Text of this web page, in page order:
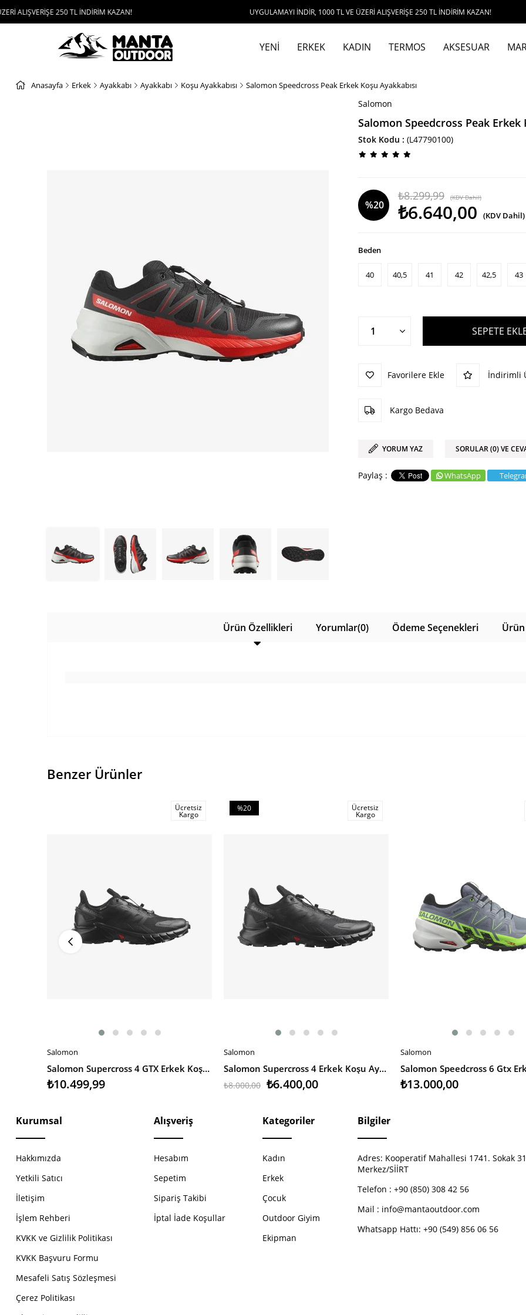
250 TL İNDİRİM KAZAN! UYGULAMAYI İNDİR, 1000 TL VE ÜZERİ ALIŞVERİŞE 250 TL İNDİRİM KAZAN!
YENİ ERKEK KADIN TERMOS AKSESUAR
Anasayfa Erkek Ayakkabı Ayakkabı Koşu Ayakkabısı Salomon Speedcross Peak Erkek Koşu Ayakkabısı
Salomon
Salomon Speedcross Peak Erkek
Stok Kodu (L47790100)
%20
₺8.299,99 (KDV Dahil)
₺6.640,00 (KDV Dahil)
Beden
40 40,5 41 42 42,5 43
Favorilere Ekle İndirimli
Kargo Bedava
YORUM YAZ SORULAR (0) VE
WhatsApp
Ürün Özellikleri Yorumlar(0) Ödeme Seçenekleri
Benzer Ürünler
SEPETE EKLE
Ücretsiz
Kargo
Salomon
Salomon Supercross 4 GTX Erkek Koşu Ayakkabısı
₺10.499,99
SEPETE EKLE
%20
Ücretsiz
Kargo
Salomon
Salomon Supercross 4 Erkek Koşu Ayakkabısı
₺6.400,00
₺8.000,00
SEPETE EKLE
Salomon
₺13.000,00
Kurumsal
Hakkımızda
Yetkili Satıcı
İletişim
İşlem Rehberi
KVKK ve Gizlilik Politikası
KVKK Başvuru Formu
Mesafeli Satış Sözleşmesi
Çerez Politikası
Alışveriş
Hesabım
Sepetim
Sipariş Takibi
İptal İade Koşullar
Kategoriler
Kadın
Erkek
Çocuk
Outdoor Giyim
Ekipman
Bilgiler
Adres: Kooperatif Mahallesi 1741. Sokak
Merkez/SİİRT
Telefon : +90 (850) 308 42 56
Mail : info@mantaoutdoor.com
Whatsapp Hattı: +90 (549) 856 06 56